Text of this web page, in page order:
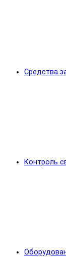
Средства
Контроль